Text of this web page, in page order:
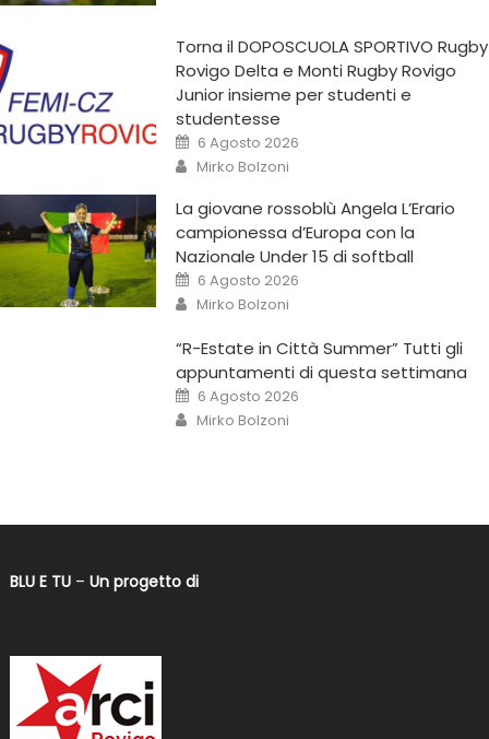
Torna il DOPOSCUOLA SPORTIVO Rugby
Rovigo Delta e Monti Rugby Rovigo
Junior insieme per studenti e
studentesse
6 Agosto 2026
Mirko Bolzoni
La giovane rossoblù Angela L’Erario
campionessa d’Europa con la
Nazionale Under 15 di softball
6 Agosto 2026
Mirko Bolzoni
“R-Estate in Città Summer” Tutti gli
appuntamenti di questa settimana
6 Agosto 2026
Mirko Bolzoni
BLU E TU– Un progetto di